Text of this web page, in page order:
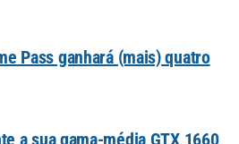
Pass ganhará (mais) quatro